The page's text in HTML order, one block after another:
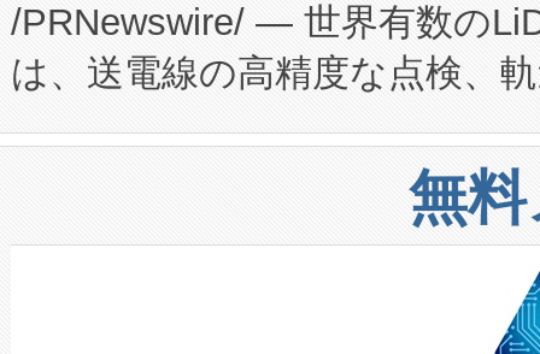
プログラムには、施設設計・
に関する技術移転および知的
構造化トレーニングカリキュ
上げおよび商用化段階におけ
設備整備および立ち上げ調整
加組織は、Enzeneのバイオ
選定された製品について、自
た。 Voltaiq独自のAI搭載プラ
定、統合、導入、運用に至る
安全性を追跡し、確保する事
増加しているデータセンター
る電力網に大きな負担をかけ
事業者の負担軽減という課題
系統連系を迅速にし、ピーク
/PRNewswire/ — 世界有数の
は、送電線の高精度な点検、
や穀物倉庫におけるバルク材
リューション「Avia 2」を発
したAvia 2は、1,000メート
狭視野のFOVを切り替えるこ
ケーブル、枝などの細かな対
無